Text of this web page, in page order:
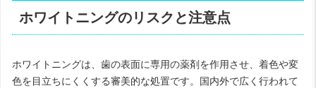
ホワイトニングのリスクと注意点
ホワイトニングは、歯の表面に専用の薬剤を作用させ、着色や変
色を目立ちにくくする審美的な処置です。国内外で広く行われて